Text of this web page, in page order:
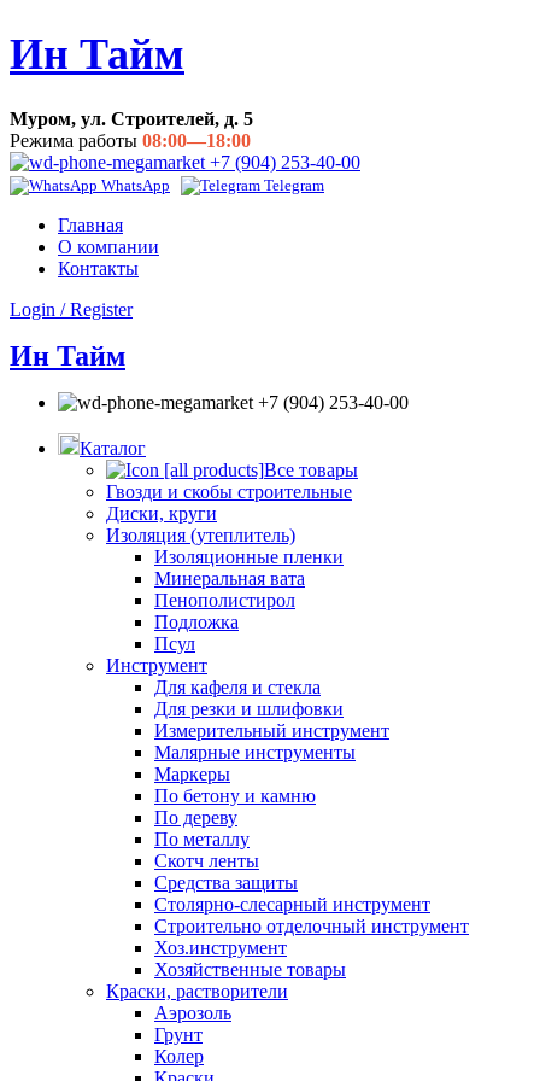
Ин Тайм
Муром, ул. Строителей, д. 5
Режима работы 08:00—18:00
+7 (904) 253-40-00
WhatsApp Telegram
Главная
О компании
Контакты
Login / Register
Ин Тайм
+7 (904) 253-40-00
Каталог
Все товары
Гвозди и скобы строительные
Диски, круги
Изоляция (утеплитель)
Изоляционные пленки
Минеральная вата
Пенополистирол
Подложка
Псул
Инструмент
Для кафеля и стекла
Для резки и шлифовки
Измерительный инструмент
Малярные инструменты
Маркеры
По бетону и камню
По дереву
По металлу
Скотч ленты
Средства защиты
Столярно-слесарный инструмент
Строительно отделочный инструмент
Хоз.инструмент
Хозяйственные товары
Краски, растворители
Аэрозоль
Грунт
Колер